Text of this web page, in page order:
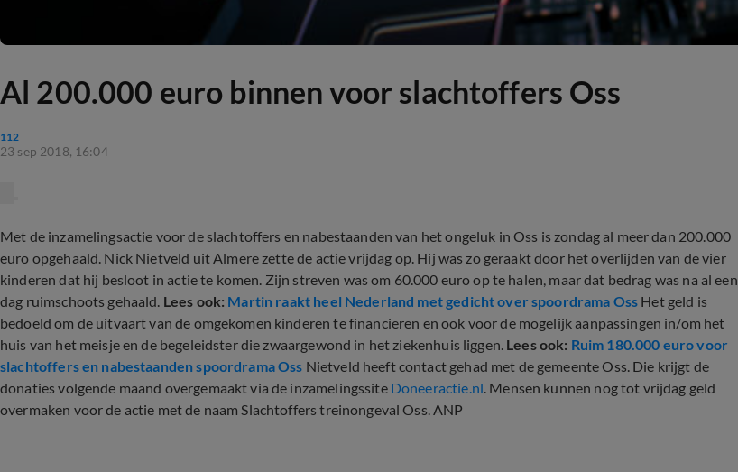
Al 200.000 euro binnen voor slachtoffers Oss
112
23 sep 2018, 16:04
Met de inzamelingsactie voor de slachtoffers en nabestaanden van het ongeluk in Oss is zondag al meer dan 200.000
euro opgehaald. Nick Nietveld uit Almere zette de actie vrijdag op. Hij was zo geraakt door het overlijden van de vier
kinderen dat hij besloot in actie te komen. Zijn streven was om 60.000 euro op te halen, maar dat bedrag was na al een
dag ruimschoots gehaald. Lees ook: Martin raakt heel Nederland met gedicht over spoordrama Oss Het geld is
bedoeld om de uitvaart van de omgekomen kinderen te financieren en ook voor de mogelijk aanpassingen in/om het
huis van het meisje en de begeleidster die zwaargewond in het ziekenhuis liggen. Lees ook: Ruim 180.000 euro voor
slachtoffers en nabestaanden spoordrama Oss Nietveld heeft contact gehad met de gemeente Oss. Die krijgt de
donaties volgende maand overgemaakt via de inzamelingssite Doneeractie.nl. Mensen kunnen nog tot vrijdag geld
overmaken voor de actie met de naam Slachtoffers treinongeval Oss. ANP